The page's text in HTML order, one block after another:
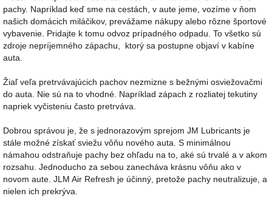
pachy. Napríklad keď sme na cestách, v aute jeme, vozíme v ňom
našich domácich miláčikov, prevážame nákupy alebo rôzne športové
vybavenie. Pridajte k tomu odvoz prípadného odpadu. To všetko sú
zdroje nepríjemného zápachu, ktorý sa postupne objaví v kabíne
auta.
Žiaľ veľa pretrvávajúcich pachov nezmizne s bežnými osviežovačmi
do auta. Nie sú na to vhodné. Napríklad zápach z rozliatej tekutiny
napriek vyčisteniu často pretrváva.
Dobrou správou je, že s jednorazovým sprejom JM Lubricants je
stále možné získať sviežu vôňu nového auta. S minimálnou
námahou odstraňuje pachy bez ohľadu na to, aké sú trvalé a v akom
rozsahu. Jednoducho za sebou zanecháva krásnu vôňu ako v
novom aute. JLM Air Refresh je účinný, pretože pachy neutralizuje, a
nielen ich prekrýva.